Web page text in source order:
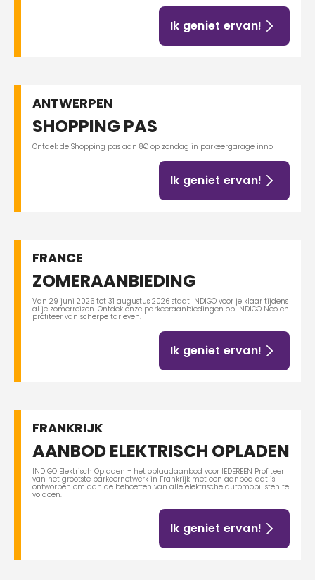
Ik geniet ervan!
ANTWERPEN
SHOPPING PAS
Ontdek de Shopping pas aan 8€ op zondag in parkeergarage inno
Ik geniet ervan!
FRANCE
ZOMERAANBIEDING
Van 29 juni 2026 tot 31 augustus 2026 staat INDIGO voor je klaar tijdens
al je zomerreizen. Ontdek onze parkeeraanbiedingen op INDIGO Neo en
profiteer van scherpe tarieven.
Ik geniet ervan!
FRANKRIJK
AANBOD ELEKTRISCH OPLADEN
INDIGO Elektrisch Opladen – het oplaadaanbod voor IEDEREEN Profiteer
van het grootste parkeernetwerk in Frankrijk met een aanbod dat is
ontworpen om aan de behoeften van alle elektrische automobilisten te
voldoen.
Ik geniet ervan!